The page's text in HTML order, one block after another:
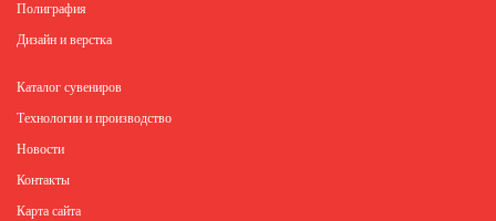
Полиграфия
Дизайн и верстка
Каталог сувениров
Технологии и производство
Новости
Контакты
Карта сайта